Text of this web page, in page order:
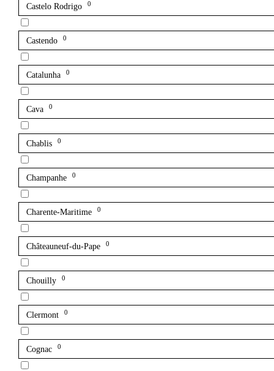
Castelo Rodrigo 0
Castendo 0
Catalunha 0
Cava 0
Chablis 0
Champanhe 0
Charente-Maritime 0
Châteauneuf-du-Pape 0
Chouilly 0
Clermont 0
Cognac 0